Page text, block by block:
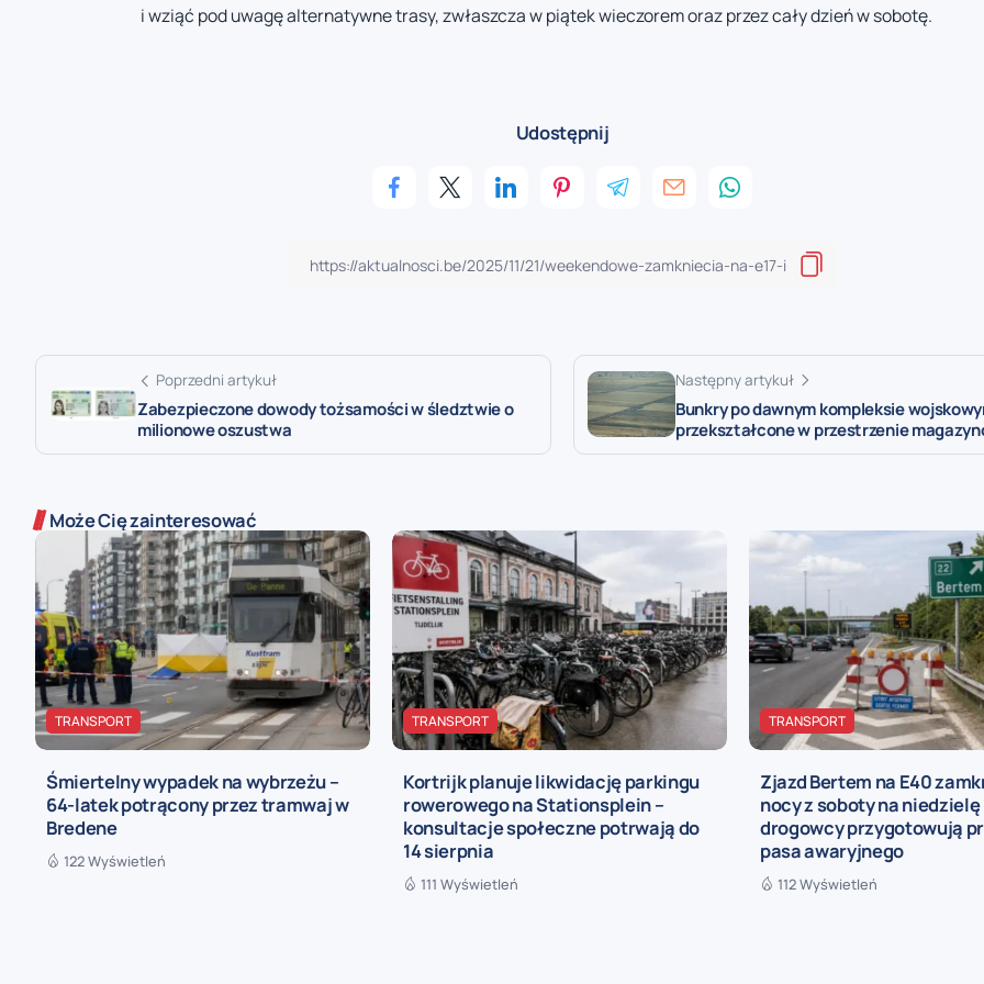
i wziąć pod uwagę alternatywne trasy, zwłaszcza w piątek wieczorem oraz przez cały dzień w sobotę.
Udostępnij
Poprzedni artykuł
Zabezpieczone dowody tożsamości w śledztwie o
milionowe oszustwa
Następny artykuł
Bunkry po dawnym kompleksie
przekształcone w przestrzenie
Może Cię zainteresować
TRANSPORT
Śmiertelny wypadek na wybrzeżu –
64-latek potrącony przez tramwaj w
Bredene
122 Wyświetleń
TRANSPORT
Kortrijk planuje likwidację parkingu
rowerowego na Stationsplein –
konsultacje społeczne potrwają do
14 sierpnia
111 Wyświetleń
TRANSPORT
Zjazd Bertem na E40
nocy z soboty na niedzielę
drogowcy przygotowują
pasa awaryjnego
112 Wyświetleń